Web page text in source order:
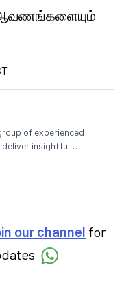
of experienced
insightful
IPO, economy,
our channel for